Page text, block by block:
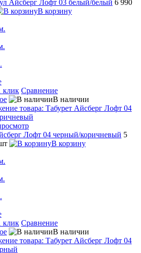
Айсберг Лофт 03 белый/белый 6 990
В корзину
клик Сравнение
В наличии
Лофт 04 черный/коричневый 5
В корзину
клик Сравнение
В наличии